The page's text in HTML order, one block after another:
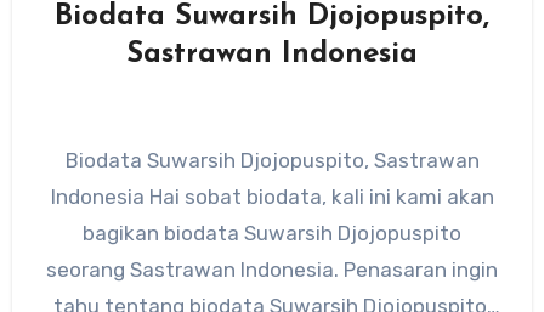
Biodata Suwarsih Djojopuspito,
Sastrawan Indonesia
Biodata Suwarsih Djojopuspito, Sastrawan
Indonesia Hai sobat biodata, kali ini kami akan
bagikan biodata Suwarsih Djojopuspito
seorang Sastrawan Indonesia. Penasaran ingin
tahu tentang biodata Suwarsih Djojopuspito,